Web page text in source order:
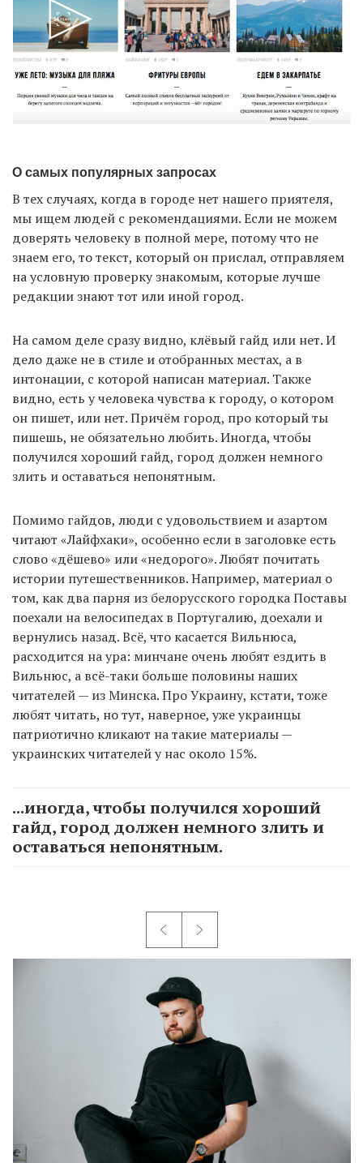
О самых популярных запросах
В тех случаях, когда в городе нет нашего приятеля,
мы ищем людей с рекомендациями. Если не можем
доверять человеку в полной мере, потому что не
знаем его, то текст, который он прислал, отправляем
на условную проверку знакомым, которые лучше
редакции знают тот или иной город.
На самом деле сразу видно, клёвый гайд или нет. И
дело даже не в стиле и отобранных местах, а в
интонации, с которой написан материал. Также
видно, есть у человека чувства к городу, о котором
он пишет, или нет. Причём город, про который ты
пишешь, не обязательно любить. Иногда, чтобы
получился хороший гайд, город должен немного
злить и оставаться непонятным.
Помимо гайдов, люди с удовольствием и азартом
читают «Лайфхаки», особенно если в заголовке есть
слово «дёшево» или «недорого». Любят почитать
истории путешественников. Например, материал о
том, как два парня из белорусского городка Поставы
поехали на велосипедах в Португалию, доехали и
вернулись назад. Всё, что касается Вильнюса,
расходится на ура: минчане очень любят ездить в
Вильнюс, а всё-таки больше половины наших
читателей — из Минска. Про Украину, кстати, тоже
любят читать, но тут, наверное, уже украинцы
патриотично кликают на такие материалы —
украинских читателей у нас около 15%.
...иногда, чтобы получился хороший
гайд, город должен немного злить и
оставаться непонятным.